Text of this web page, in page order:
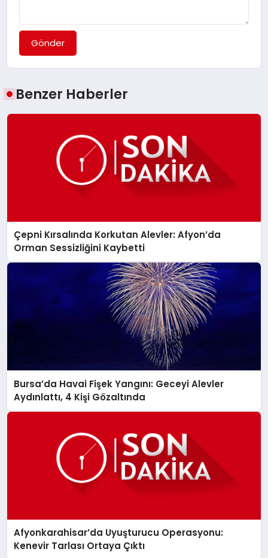
Gönder
Benzer Haberler
Çepni Kırsalında Korkutan Alevler: Afyon’da
Orman Sessizliğini Kaybetti
Bursa’da Havai Fişek Yangını: Geceyi Alevler
Aydınlattı, 4 Kişi Gözaltında
Afyonkarahisar’da Uyuşturucu Operasyonu:
Kenevir Tarlası Ortaya Çıktı